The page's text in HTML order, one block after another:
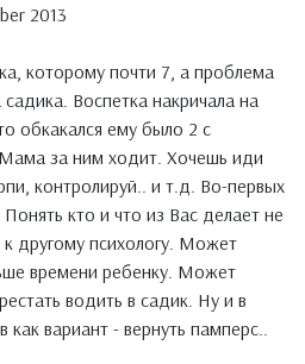
2013
которому почти 7, а проблема
Воспетка накричала на
обкакался ему было 2 с
за ним ходит. Хочешь иди
контролируй.. и т.д. Во-первых
Понять кто и что из Вас делает не
к другому психологу. Может
времени ребенку. Может
водить в садик. Ну и в
как вариант - вернуть памперс..